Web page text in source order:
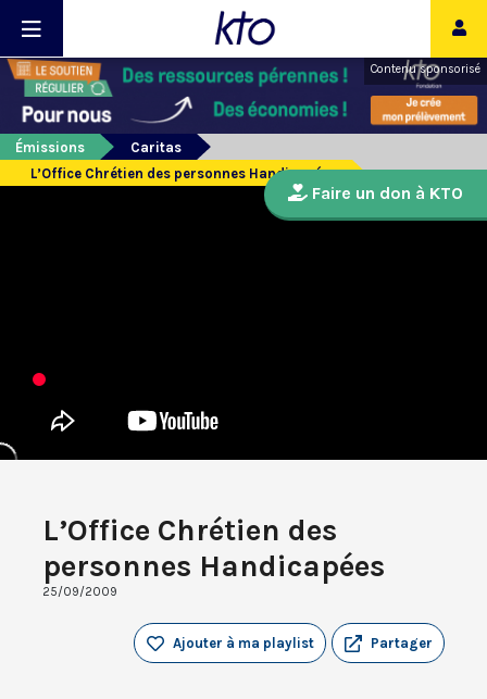
Contenu sponsorisé
Émissions
Caritas
L’Office Chrétien des personnes Handicapées
L’Office Chrétien des
personnes Handicapées
25/09/2009
Partager
Ajouter à ma playlist
Faire un don à KTO